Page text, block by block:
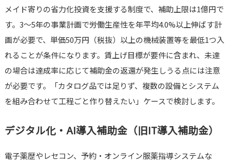
メイド寄りの省力化投資を支援する制度で、補助上限は1億円で
す。3〜5年の事業計画で労働生産性を年平均4.0%以上伸ばす計
画が必要で、単価50万円（税抜）以上の機械装置等を最低1つ入
れることが条件になります。賃上げ目標が要件に含まれ、未達
の場合は達成率に応じて補助金の返還が発生しうる点には注意
が必要です。「カタログ品では足りず、複数の設備とシステム
を組み合わせて工程ごと作り替えたい」ケースで検討します。
デジタル化・AI導入補助金（旧IT導入補助金）
電子薬歴やレセコン、予約・オンライン服薬指導システムな